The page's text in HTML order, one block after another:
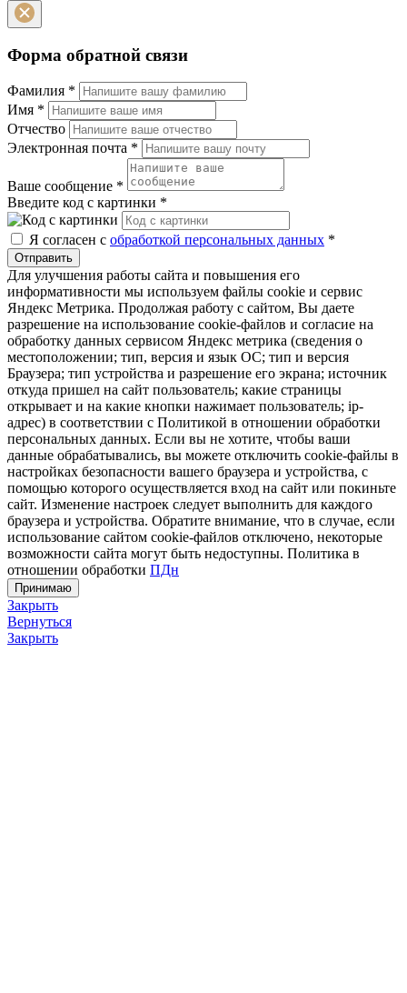
Форма обратной связи
Фамилия *
Имя *
Отчество
Электронная почта *
Ваше сообщение *
Введите код с картинки *
Я согласен с обработкой персональных данных *
Отправить
Для улучшения работы сайта и повышения его
информативности мы используем файлы cookie и сервис
Яндекс Метрика. Продолжая работу с сайтом, Вы даете
разрешение на использование cookie-файлов и согласие на
обработку данных сервисом Яндекс метрика (сведения о
местоположении; тип, версия и язык ОС; тип и версия
Браузера; тип устройства и разрешение его экрана; источник
откуда пришел на сайт пользователь; какие страницы
открывает и на какие кнопки нажимает пользователь; ip-
адрес) в соответствии с Политикой в отношении обработки
персональных данных. Если вы не хотите, чтобы ваши
данные обрабатывались, вы можете отключить cookie-файлы в
настройках безопасности вашего браузера и устройства, с
помощью которого осуществляется вход на сайт или покиньте
сайт. Изменение настроек следует выполнить для каждого
браузера и устройства. Обратите внимание, что в случае, если
использование сайтом cookie-файлов отключено, некоторые
возможности сайта могут быть недоступны. Политика в
отношении обработки ПДн
Принимаю
Закрыть
Вернуться
Закрыть